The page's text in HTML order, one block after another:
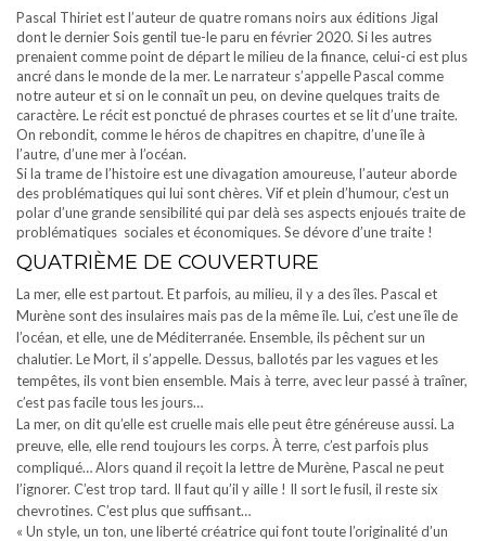
Pascal Thiriet est l’auteur de quatre romans noirs aux éditions Jigal
dont le dernier Sois gentil tue-le paru en février 2020. Si les autres
prenaient comme point de départ le milieu de la finance, celui-ci est plus
ancré dans le monde de la mer. Le narrateur s’appelle Pascal comme
notre auteur et si on le connaît un peu, on devine quelques traits de
caractère. Le récit est ponctué de phrases courtes et se lit d’une traite.
On rebondit, comme le héros de chapitres en chapitre, d’une île à
l’autre, d’une mer à l’océan.
Si la trame de l’histoire est une divagation amoureuse, l’auteur aborde
des problématiques qui lui sont chères. Vif et plein d’humour, c’est un
polar d’une grande sensibilité qui par delà ses aspects enjoués traite de
problématiques sociales et économiques. Se dévore d’une traite !
QUATRIÈME DE COUVERTURE
La mer, elle est partout. Et parfois, au milieu, il y a des îles. Pascal et
Murène sont des insulaires mais pas de la même île. Lui, c’est une île de
l’océan, et elle, une de Méditerranée. Ensemble, ils pêchent sur un
chalutier. Le Mort, il s’appelle. Dessus, ballotés par les vagues et les
tempêtes, ils vont bien ensemble. Mais à terre, avec leur passé à traîner,
c’est pas facile tous les jours…
La mer, on dit qu’elle est cruelle mais elle peut être généreuse aussi. La
preuve, elle, elle rend toujours les corps. À terre, c’est parfois plus
compliqué… Alors quand il reçoit la lettre de Murène, Pascal ne peut
l’ignorer. C’est trop tard. Il faut qu’il y aille ! Il sort le fusil, il reste six
chevrotines. C’est plus que suffisant…
« Un style, un ton, une liberté créatrice qui font toute l’originalité d’un